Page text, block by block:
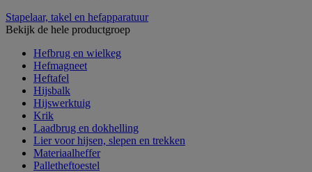
Stapelaar, takel en hefapparatuur
Bekijk de hele productgroep
Hefbrug en wielkeg
Hefmagneet
Heftafel
Hijsbalk
Hijswerktuig
Krik
Laadbrug en dokhelling
Lier voor hijsen, slepen en trekken
Materiaalheffer
Palletheftoestel